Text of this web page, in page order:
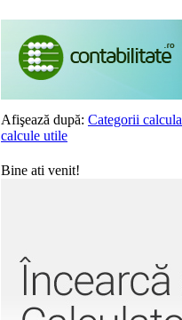
Afişează după: Categorii
calcule utile
Bine ati venit!